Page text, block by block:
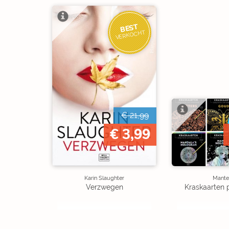
BEST
VERKOCHT
€ 21,99
€ 3,99
Karin Slaughter
Verzwegen Kraskaarten